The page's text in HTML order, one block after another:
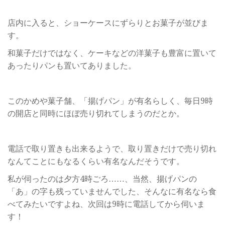
店内に入ると、ショーケースにずらりとお菓子が並びま
す。
和菓子だけではなく、ケーキなどの洋菓子も豊富に置いて
あったりパンも置いてありました。
このかめや菓子舗、「揚げパン」が有名らしく、毎日9時
の開店と同時にほぼ売り切れてしまうのだとか。
電話で取り置きも出来るようで、取り置きだけで売り切れ
なんてことにもなるくらい有名なんだそうです。
私が伺ったのは夕方4時ごろ……、当然、揚げパンの
「あ」の字も残っていませんでした、そんなに有名なら食
べてみたいですよね、次回は9時に電話してから伺いま
す！